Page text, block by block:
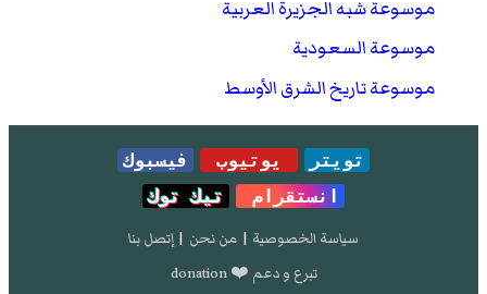
بن غيث البلادي.
موسوعة شبه الجزيرة العربية
موسوعة السعودية
موسوعة تاريخ الشرق الأوسط
تويتر يوتيوب
فيسبوك
انستقرام
تيك توك
سياسة الخصوصية | من نحن | إتصل بنا
تبرع و دعم ❤️ donation